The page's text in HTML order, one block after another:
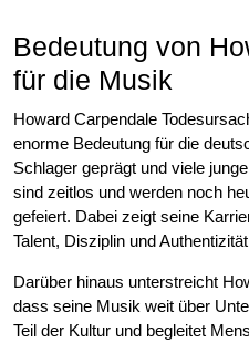
Bedeutung von
für die Musik
Howard Carpendale
enorme Bedeutung für die
Schlager geprägt und viele
sind zeitlos und werden noch
gefeiert. Dabei zeigt seine
Talent, Disziplin und
Darüber hinaus unterstreicht
dass seine Musik weit über
Teil der Kultur und begleitet